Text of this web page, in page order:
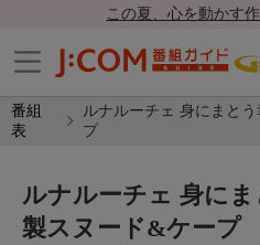
この夏、心を動かす
番組
表
ルナルーチェ 身にまと
プ
ルナルーチェ 身に
製スヌード&ケープ